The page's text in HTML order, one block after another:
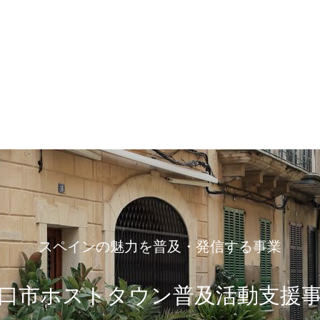
スペインの魅力を普及・発信する事業
市ホストタウン普及活動支援